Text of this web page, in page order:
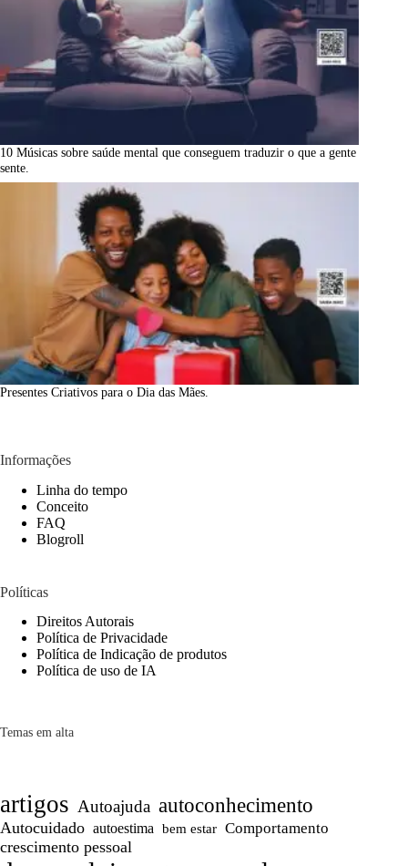
10 Músicas sobre saúde mental que conseguem traduzir o que a gente
sente.
Presentes Criativos para o Dia das Mães.
Informações
Linha do tempo
Conceito
FAQ
Blogroll
Políticas
Direitos Autorais
Política de Privacidade
Política de Indicação de produtos
Política de uso de IA
Temas em alta
artigos Autoajuda autoconhecimento
Autocuidado autoestima bem estar Comportamento
crescimento pessoal